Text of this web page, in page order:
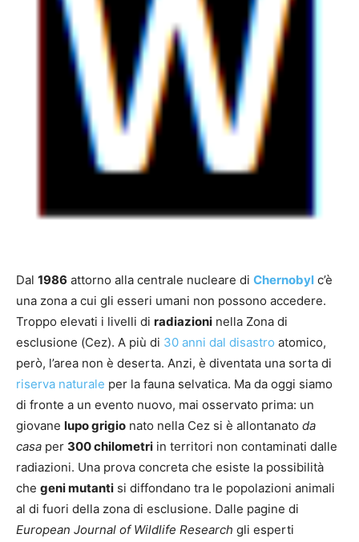
Dal 1986 attorno alla centrale nucleare di Chernobyl c’è
una zona a cui gli esseri umani non possono accedere.
Troppo elevati i livelli di radiazioni nella Zona di
esclusione (Cez). A più di 30 anni dal disastro atomico,
però, l’area non è deserta. Anzi, è diventata una sorta di
riserva naturale per la fauna selvatica. Ma da oggi siamo
di fronte a un evento nuovo, mai osservato prima: un
giovane lupo grigio nato nella Cez si è allontanato da
casa per 300 chilometri in territori non contaminati dalle
radiazioni. Una prova concreta che esiste la possibilità
che geni mutanti si diffondano tra le popolazioni animali
al di fuori della zona di esclusione. Dalle pagine di
European Journal of Wildlife Research gli esperti